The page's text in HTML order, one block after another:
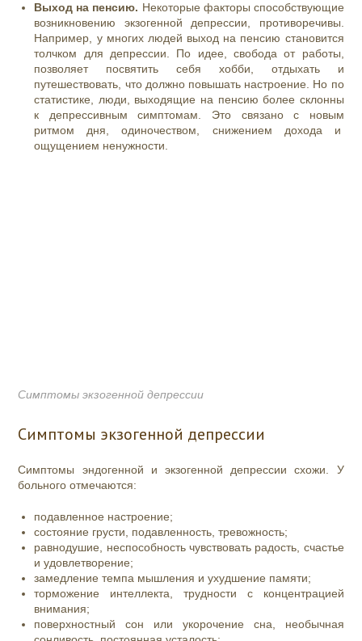
Выход на пенсию. Некоторые факторы способствующие
возникновению экзогенной депрессии, противоречивы.
Например, у многих людей выход на пенсию становится
толчком для депрессии. По идее, свобода от работы,
позволяет посвятить себя хобби, отдыхать и
путешествовать, что должно повышать настроение. Но по
статистике, люди, выходящие на пенсию более склонны
к депрессивным симптомам. Это связано с новым
ритмом дня, одиночеством, снижением дохода и
ощущением ненужности.
Симптомы экзогенной депрессии
Симптомы экзогенной депрессии
Симптомы эндогенной и экзогенной депрессии схожи. У
больного отмечаются:
подавленное настроение;
состояние грусти, подавленность, тревожность;
равнодушие, неспособность чувствовать радость, счастье
и удовлетворение;
замедление темпа мышления и ухудшение памяти;
торможение интеллекта, трудности с концентрацией
внимания;
поверхностный сон или укорочение сна, необычная